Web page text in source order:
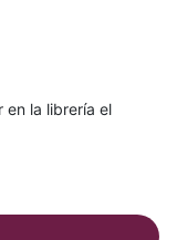
en la librería el